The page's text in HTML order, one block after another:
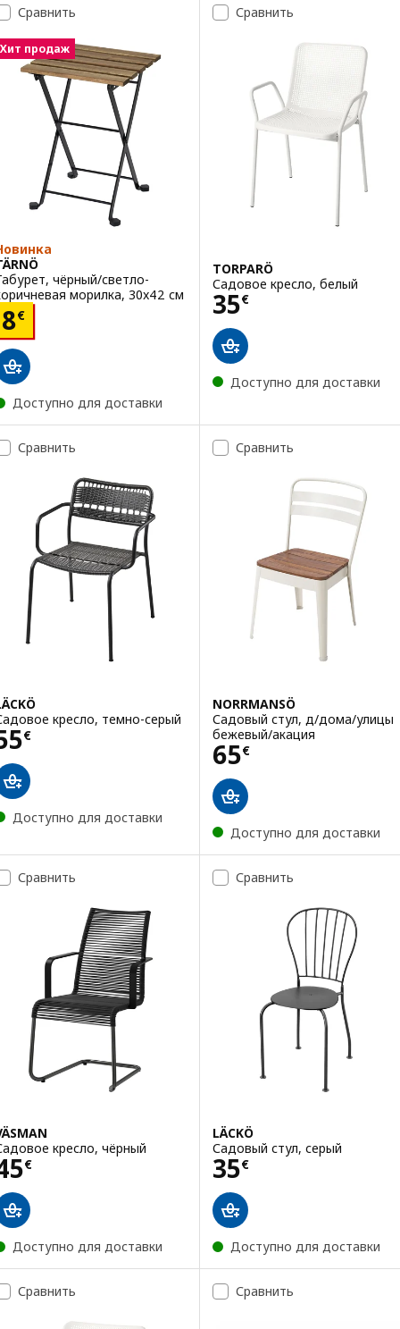
Вариант: SUNDSÖ, Стул
Сравнить
Хит продаж
чёрный/светло-
морилка, 30x42 см
8€ 8€
Доступно для доставки
Сравнить
TORPARÖ
Садовое кресло, белый
35€
Цена 35€
Доступно для доставки
Сравнить
кресло, темно-серый
€ 55€
Доступно для доставки
Сравнить
NORRMANSÖ
Садовый стул, д/дома/улицы
бежевый/акация
65€
Цена 65€
Доступно для доставки
Сравнить
кресло, чёрный
€ 45€
Доступно для доставки
Сравнить
LÄCKÖ
Садовый стул, серый
35€
Цена 35€
Доступно для доставки
Сравнить Сравнить